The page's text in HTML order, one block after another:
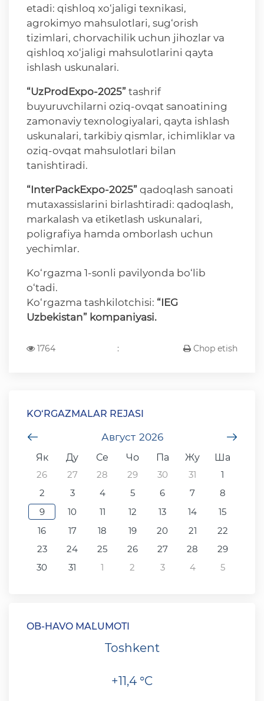
etadi: qishloq xo‘jaligi texnikasi,
agrokimyo mahsulotlari, sug‘orish
tizimlari, chorvachilik uchun jihozlar va
qishloq xo‘jaligi mahsulotlarini qayta
ishlash uskunalari.
“UzProdExpo-2025” tashrif
buyuruvchilarni oziq-ovqat sanoatining
zamonaviy texnologiyalari, qayta ishlash
uskunalari, tarkibiy qismlar, ichimliklar va
oziq-ovqat mahsulotlari bilan
tanishtiradi.
“InterPackExpo-2025” qadoqlash sanoati
mutaxassislarini birlashtiradi: qadoqlash,
markalash va etiketlash uskunalari,
poligrafiya hamda omborlash uchun
yechimlar.
Ko‘rgazma 1-sonli pavilyonda bo‘lib
o‘tadi.
Ko‘rgazma tashkilotchisi: “IEG
Uzbekistan” kompaniyasi.
1764 : Chop etish
KO‘RGAZMALAR REJASI
Август 2026
Як
Ду Се Чо Па Жу
Ша
26
27 28 29 30 31
1
2
3 4 5 6 7
8
9
10 11 12 13 14
15
16
17 18 19 20 21
22
23
24 25 26 27 28
29
30
31 1 2 3 4 5
OB-HAVO MA`LUMOTI
Toshkent
+11,4 °C